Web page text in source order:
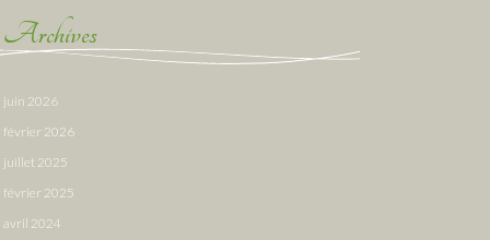
Archives
juin 2026
février 2026
juillet 2025
février 2025
avril 2024